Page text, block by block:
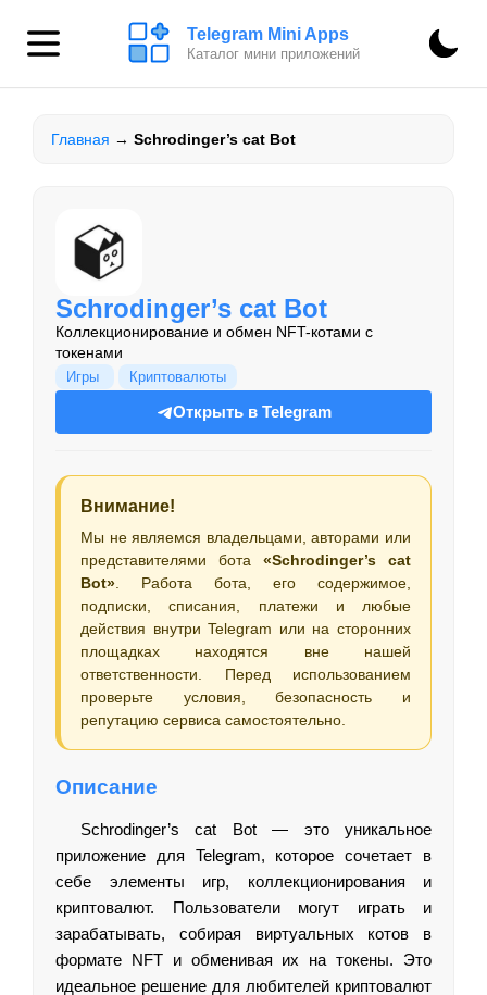
Telegram Mini Apps
Каталог мини приложений
Главная → Schrodinger’s cat Bot
Schrodinger’s cat Bot
Коллекционирование и обмен NFT-котами с
токенами
Игры Криптовалюты
Открыть в Telegram
Внимание!
Мы не являемся владельцами, авторами или
представителями бота «Schrodinger’s cat
Bot» . Работа бота, его содержимое,
подписки, списания, платежи и любые
действия внутри Telegram или на сторонних
площадках находятся вне нашей
ответственности. Перед использованием
проверьте условия, безопасность и
репутацию сервиса самостоятельно.
Описание
Schrodinger’s cat Bot — это уникальное
приложение для Telegram, которое сочетает в
себе элементы игр, коллекционирования и
криптовалют. Пользователи могут играть и
зарабатывать, собирая виртуальных котов в
формате NFT и обменивая их на токены. Это
идеальное решение для любителей криптовалют